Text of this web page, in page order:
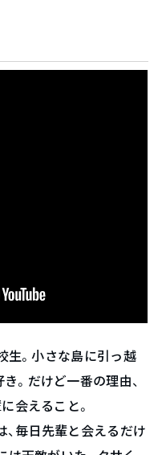
生。小さな島に引っ越
。だけど一番の理由、
会えること。
毎日先輩と会えるだけ